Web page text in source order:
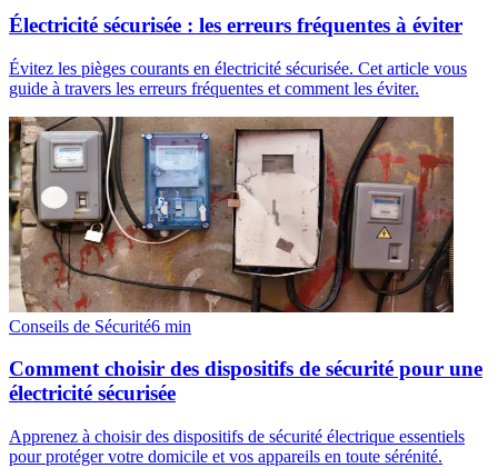
Électricité sécurisée : les erreurs fréquentes à éviter
Évitez les pièges courants en électricité sécurisée. Cet article vous
guide à travers les erreurs fréquentes et comment les éviter.
Conseils de Sécurité6 min
Comment choisir des dispositifs de sécurité pour une
électricité sécurisée
Apprenez à choisir des dispositifs de sécurité électrique essentiels
pour protéger votre domicile et vos appareils en toute sérénité.